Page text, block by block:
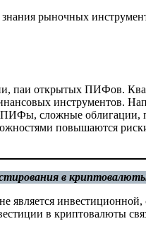
знания рыночных
паи открытых ПИФов.
инструментов.
ПИФы, сложные облигации,
повышаются
в
является
в криптовалюты